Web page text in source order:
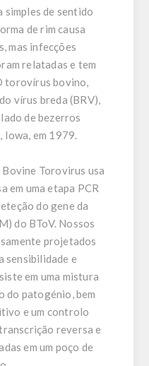
simples de sentido
de rim causa
mas infecções
relatadas e tem
torovírus bovino,
vírus breda (BRV),
de bezerros
Iowa, em 1979.
Torovirus usa
em uma etapa PCR
do gene da
do BToV. Nossos
projetados
sensibilidade e
em uma mistura
do patogénio, bem
e um controlo
reversa e
em um poço de